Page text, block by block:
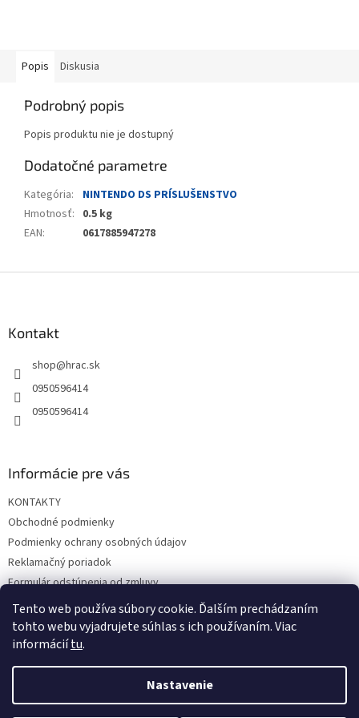
Tento web používa súbory cookie. Ďalším prechádzaním
tohto webu vyjadrujete súhlas s ich používaním. Viac
informáciítu.
Nastavenie
Popis Diskusia
Podrobný popis
Popis produktu nie je dostupný
Dodatočné parametre
Kategória:
NINTENDO DS PRÍSLUŠENSTVO
Hmotnosť: 0.5 kg
EAN: 0617885947278
Kontakt
shop@hrac.sk
0950596414
0950596414
Informácie pre vás
KONTAKTY
Obchodné podmienky
Podmienky ochrany osobných údajov
Reklamačný poriadok
Formulár odstúpenia od zmluvy
Reklamačný formulár